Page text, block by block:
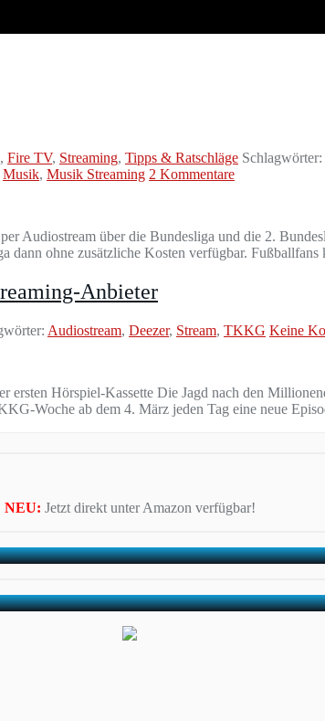
, Fire TV, Streaming, Tipps & Ratschläge Schlagwörter:
Musik, Musik Streaming 2 Kommentare
Audiostream über die Bundesliga und die 2.
ohne zusätzliche Kosten verfügbar.
Anbieter
Audiostream, Deezer, Stream, TKKG Keine
Hörspiel-Kassette Die Jagd nach den
Woche ab dem 4. März jeden Tag eine neue
NEU: Jetzt direkt unter Amazon verfügbar!